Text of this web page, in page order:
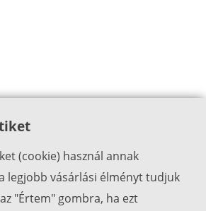
(cookie) használ annak
legjobb vásárlási élményt tudjuk
"Értem" gombra, ha ezt